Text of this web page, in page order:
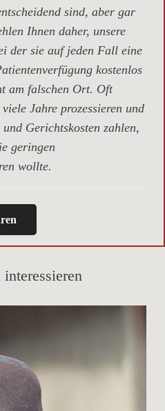
sind, aber gar
Ihnen daher, unsere
der sie auf jeden Fall eine
kostenlos
am falschen Ort. Oft
Jahre prozessieren und
Gerichtskosten zahlen,
geringen
wollte.